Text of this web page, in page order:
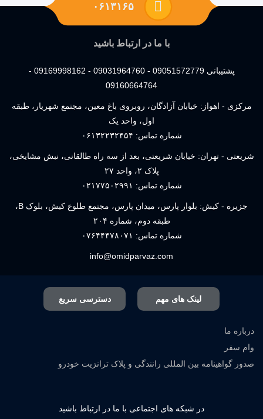
۰۶۱۳۱۶۵
با ما در ارتباط باشید
پشتیبانی 09051572779 - 09031964760 - 09169998162 -
09160664764
مرکزی - اهواز: خیابان آزادگان، روبروی باغ معین، مجتمع شهریار، طبقه
اول، واحد یک
شماره تماس: ۰۶۱۳۲۲۳۲۴۵۴
شریعتی - تهران: خیابان شریعتی، بعد از سه راه طالقانی، نبش مشایخی،
پلاک ۲، واحد ۲۷
شماره تماس: ۰۲۱۷۷۵۰۲۹۹۱
جزیره - کیش: بلوار پارس، میدان پارس، مجتمع طلوع کیش، بلوک B،
طبقه دوم، شماره ۲۰۴
شماره تماس: ۰۷۶۴۴۴۷۸۰۷۱
info@omidparvaz.com
لینک های مهم دسترسی سریع
درباره ما
وام سفر
صدور گواهینامه بین المللی رانندگی و پلاک ترانزیت خودرو
در شبکه های اجتماعی با ما در ارتباط باشید